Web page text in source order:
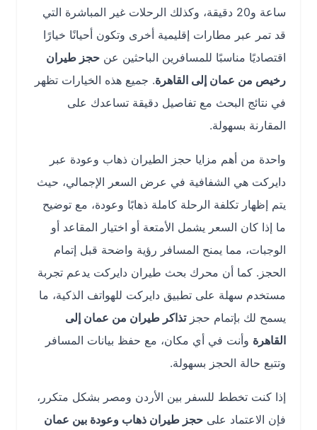
ساعة و20 دقيقة، وكذلك الرحلات غير المباشرة التي
قد تمر عبر مطارات إقليمية أخرى وتكون أحيانًا خيارًا
اقتصاديًا مناسبًا للمسافرين الباحثين عنحجز طيران
رخيص من عمان إلى القاهرة. جميع هذه الخيارات تظهر
في نتائج البحث مع تفاصيل دقيقة تساعدك على
المقارنة بسهولة.
واحدة من أهم مزايا حجز الطيران ذهاب وعودة عبر
دايركت هي الشفافية في عرض السعر الإجمالي، حيث
يتم إظهار تكلفة الرحلة كاملة ذهابًا وعودة، مع توضيح
ما إذا كان السعر يشمل الأمتعة أو اختيار المقاعد أو
الوجبات، مما يمنح المسافر رؤية واضحة قبل إتمام
الحجز. كما أن محرك بحث طيران دايركت يدعم تجربة
مستخدم سهلة على تطبيق دايركت للهواتف الذكية، ما
يسمح لك بإتمام حجز تذاكر طيران من عمان إلى
القاهرةوأنت في أي مكان، مع حفظ بيانات المسافر
وتتبع حالة الحجز بسهولة.
إذا كنت تخطط للسفر بين الأردن ومصر بشكل متكرر،
فإن الاعتماد علىحجز طيران ذهاب وعودة بين عمان